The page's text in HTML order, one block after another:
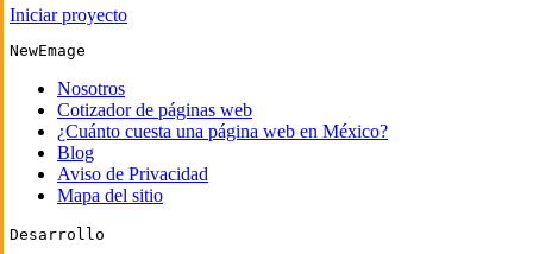
Iniciar proyecto
NewEmage
Nosotros
Cotizador de páginas web
¿Cuánto cuesta una página web en México?
Blog
Aviso de Privacidad
Mapa del sitio
Desarrollo